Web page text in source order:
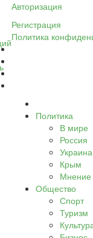
Авторизация
Регистрация
Политика
Политика
В мире
Россия
Украина
Крым
Мнение
Общество
Спорт
Туризм